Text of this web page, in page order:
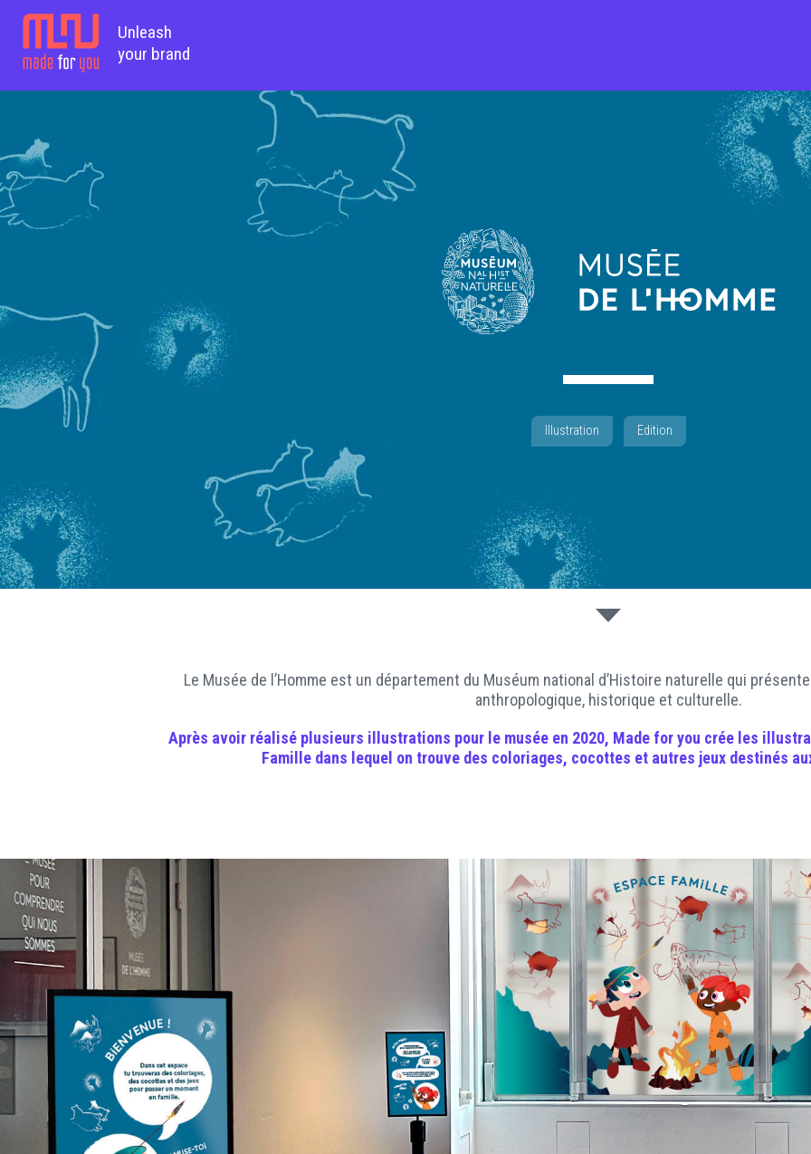
Unleash
your brand
Illustration Edition
Le Musée de l’Homme est un département du Muséum national d’Histoire naturelle qui
anthropologique, historique et culturelle.
Après avoir réalisé plusieurs illustrations pour le musée en 2020, Made for you crée les
Famille dans lequel on trouve des coloriages, cocottes et autres jeux destinés